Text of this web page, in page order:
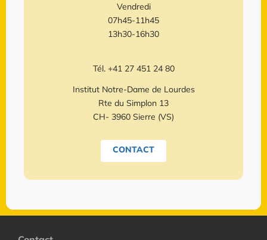
Vendredi
07h45-11h45
13h30-16h30
Tél. +41 27 451 24 80
Institut Notre-Dame de Lourdes
Rte du Simplon 13
CH- 3960 Sierre (VS)
CONTACT